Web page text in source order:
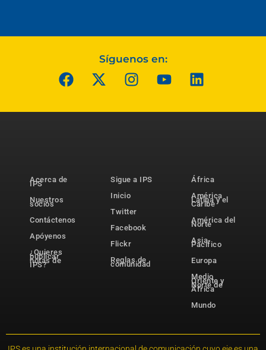
Síguenos en:
Acerca de
IPS
Nuestros
socios
Contáctenos
Apóyenos
¿Quieres
publicar
notas de
IPS?
Sigue a IPS
Inicio
Twitter
Facebook
Flickr
Reglas de
comunidad
África
América
Latina y el
Caribe
América del
Norte
Asia-
Pacífico
Europa
Medio
Oriente y
Norte de
África
Mundo